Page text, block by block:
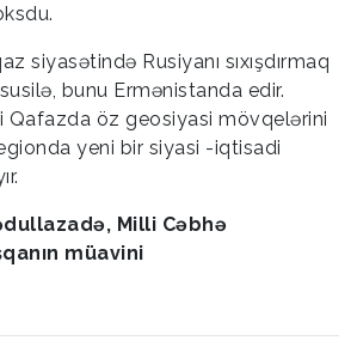
siyasətində Rusiyanı sıxışdırmaq
bunu Ermənistanda edir.
Qafazda öz geosiyasi mövqelərini
yeni bir siyasi -iqtisadi
Milli Cəbhə
müavini